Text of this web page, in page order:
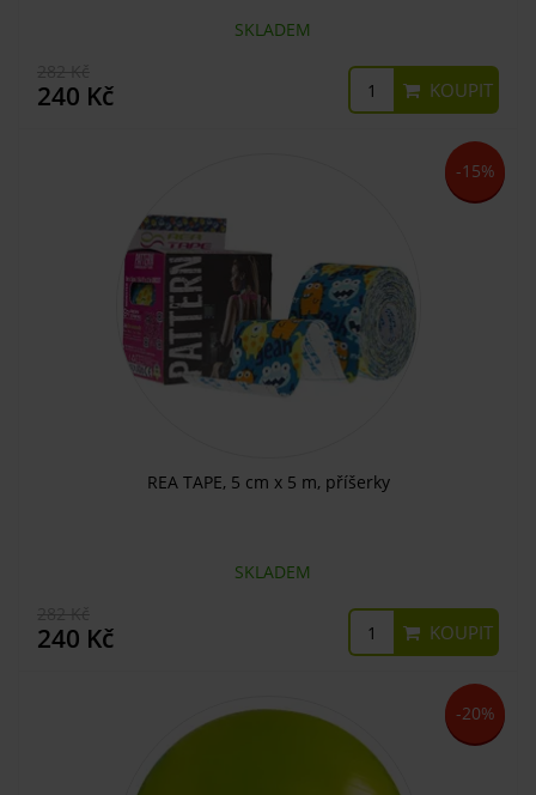
SKLADEM
240 Kč KOUPIT
-15%
REA TAPE, 5 cm x 5 m, příšerky
SKLADEM
240 Kč KOUPIT
-20%